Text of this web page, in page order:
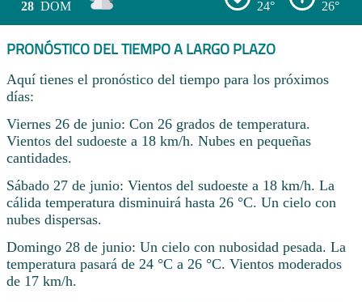
28 DOM 24° 26°
PRONÓSTICO DEL TIEMPO A LARGO PLAZO
Aquí tienes el pronóstico del tiempo para los próximos
días:
Viernes 26 de junio: Con 26 grados de temperatura.
Vientos del sudoeste a 18 km/h. Nubes en pequeñas
cantidades.
Sábado 27 de junio: Vientos del sudoeste a 18 km/h. La
cálida temperatura disminuirá hasta 26 °C. Un cielo con
nubes dispersas.
Domingo 28 de junio: Un cielo con nubosidad pesada. La
temperatura pasará de 24 °C a 26 °C. Vientos moderados
de 17 km/h.